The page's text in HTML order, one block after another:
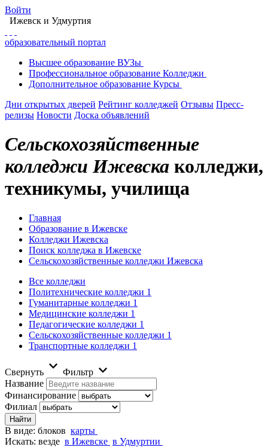
Войти
Ижевск и Удмуртия
образовательный портал
Высшее образование ВУЗы
Профессиональное образование Колледжи
Дополнительное образование Курсы
Дни открытых дверей Рейтинг колледжей Отзывы Пресс-
релизы Новости Доска объявлений
Сельскохозяйственные
колледжи Ижевска колледжи,
техникумы, училища
Главная
Образование в Ижевске
Колледжи Ижевска
Поиск колледжа в Ижевске
Сельскохозяйственные колледжи Ижевска
Все колледжи
Политехнические колледжи 1
Гуманитарные колледжи 1
Медицинские колледжи 1
Педагогические колледжи 1
Сельскохозяйственные колледжи 1
Транспортные колледжи 1
Свернуть
Фильтр
Название
Финансирование
Филиал
В виде: блоков карты
Искать: везде в Ижевске в Удмуртии